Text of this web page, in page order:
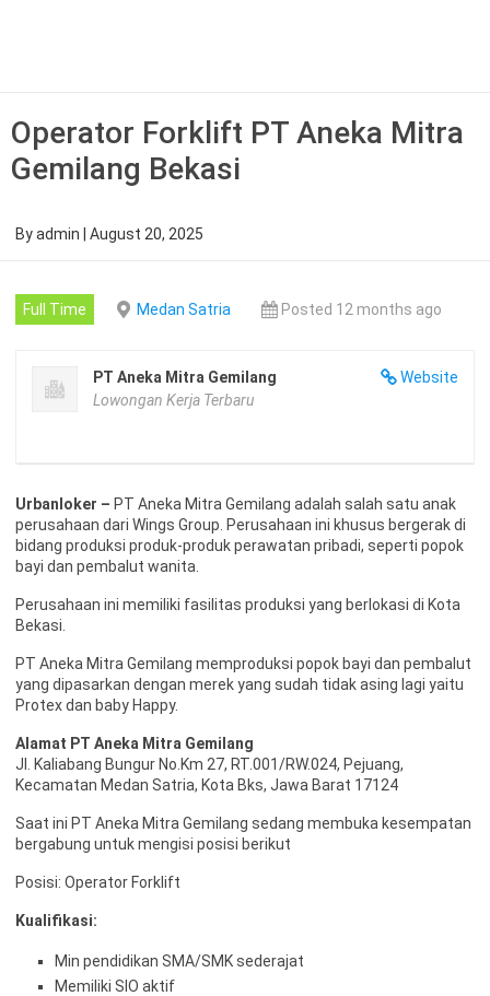
Operator Forklift PT Aneka Mitra
Gemilang Bekasi
Byadmin August 20, 2025
Full Time Medan Satria Posted 12 months ago
Website
PT Aneka Mitra Gemilang
Lowongan Kerja Terbaru
Urbanloker – PT Aneka Mitra Gemilang adalah salah satu anak
perusahaan dari Wings Group. Perusahaan ini khusus bergerak di
bidang produksi produk-produk perawatan pribadi, seperti popok
bayi dan pembalut wanita.
Perusahaan ini memiliki fasilitas produksi yang berlokasi di Kota
Bekasi.
PT Aneka Mitra Gemilang memproduksi popok bayi dan pembalut
yang dipasarkan dengan merek yang sudah tidak asing lagi yaitu
Protex dan baby Happy.
Alamat PT Aneka Mitra Gemilang
Jl. Kaliabang Bungur No.Km 27, RT.001/RW.024, Pejuang,
Kecamatan Medan Satria, Kota Bks, Jawa Barat 17124
Saat ini PT Aneka Mitra Gemilang sedang membuka kesempatan
bergabung untuk mengisi posisi berikut
Posisi: Operator Forklift
Kualifikasi:
Min pendidikan SMA/SMK sederajat
Memiliki SIO aktif